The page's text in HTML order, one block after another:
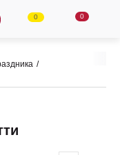
0 0